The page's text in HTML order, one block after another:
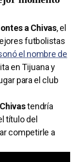
a Chivas, el
futbolistas
el nombre de
en Tijuana y
para el club
Chivastendría
título del
competirle a